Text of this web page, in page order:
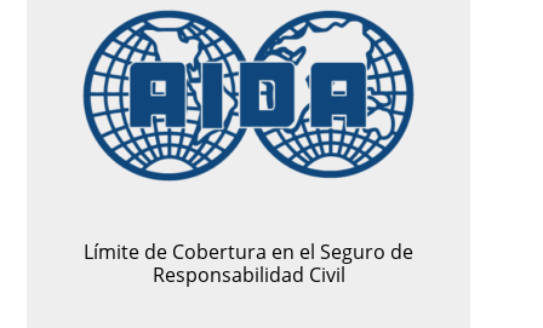
Límite de Cobertura en el Seguro de
Responsabilidad Civil